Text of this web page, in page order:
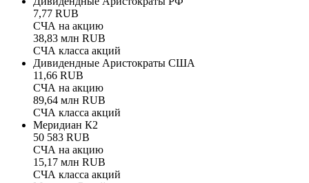
7,77 RUB
СЧА на акцию
38,83 млн RUB
СЧА класса акций
Дивидендные Аристократы США
11,66 RUB
СЧА на акцию
89,64 млн RUB
СЧА класса акций
Меридиан К2
50 583 RUB
СЧА на акцию
15,17 млн RUB
СЧА класса акций